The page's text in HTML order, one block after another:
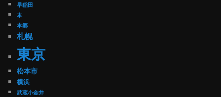
早稲田
本
本郷
札幌
東京
松本市
横浜
武蔵小金井